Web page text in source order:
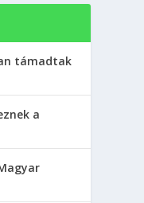
támadtak
a